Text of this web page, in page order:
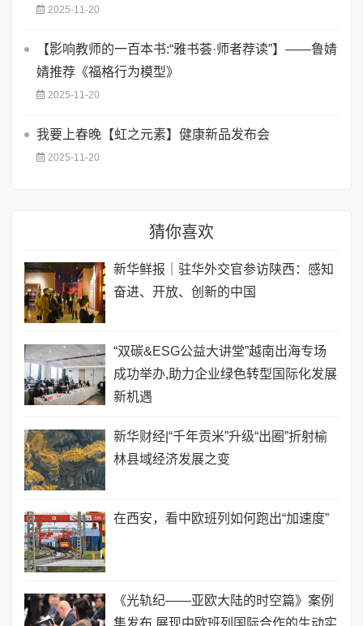
2025-11-20
【影响教师的一百本书:“雅书荟·师者荐读”】——鲁婧
婧推荐《福格行为模型》
2025-11-20
我要上春晚【虹之元素】健康新品发布会
2025-11-20
猜你喜欢
新华鲜报｜驻华外交官参访陕西：感知
奋进、开放、创新的中国
“双碳&ESG公益大讲堂”越南出海专场
成功举办,助力企业绿色转型国际化发展
新机遇
新华财经|“千年贡米”升级“出圈”折射榆
林县域经济发展之变
在西安，看中欧班列如何跑出“加速度”
《光轨纪——亚欧大陆的时空篇》案例